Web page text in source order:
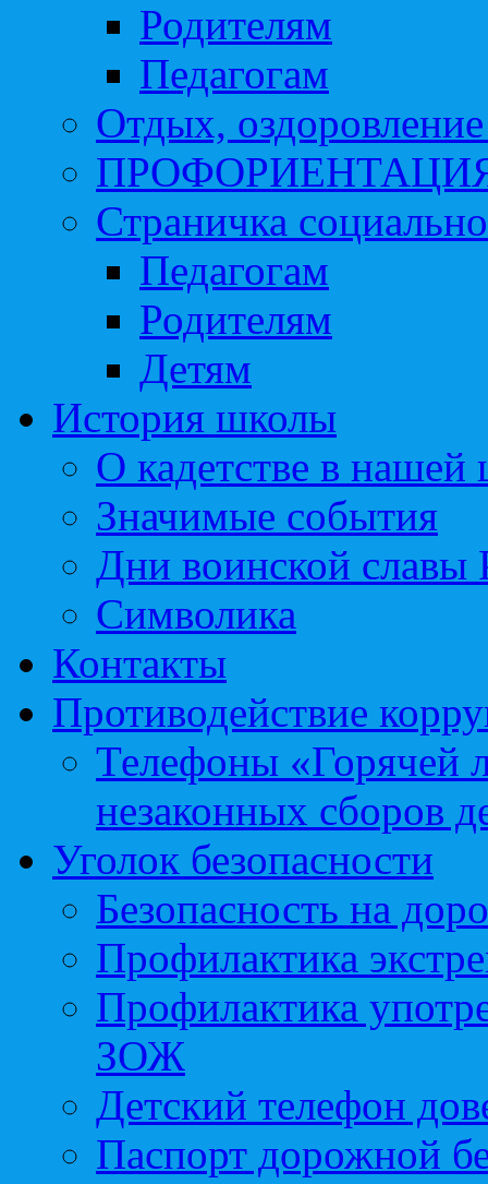
Родителям
Педагогам
Отдых, оздоровление
Страничка
Педагогам
Родителям
Детям
История школы
О кадетстве в нашей
Значимые события
Дни воинской славы
Символика
Контакты
Противодействие
Телефоны «Горячей
незаконных сборов
Уголок безопасности
Безопасность на
Профилактика
Профилактика
ЗОЖ
Детский телефон
Паспорт дорожной